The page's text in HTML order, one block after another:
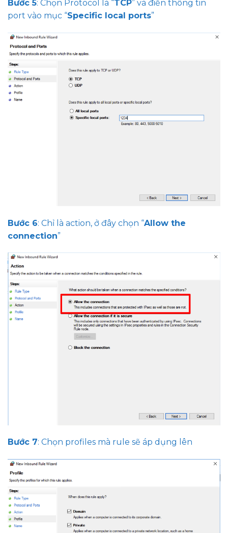
Bước 5: Chọn Protocol là “TCP” và điền thông tin
port vào mục “Specific local ports”
Bước 6: Chỉ là action, ở đây chọn “Allow the
connection”
Bước 7: Chọn profiles mà rule sẽ áp dụng lên